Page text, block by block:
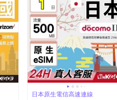
日本原生電信高速連線